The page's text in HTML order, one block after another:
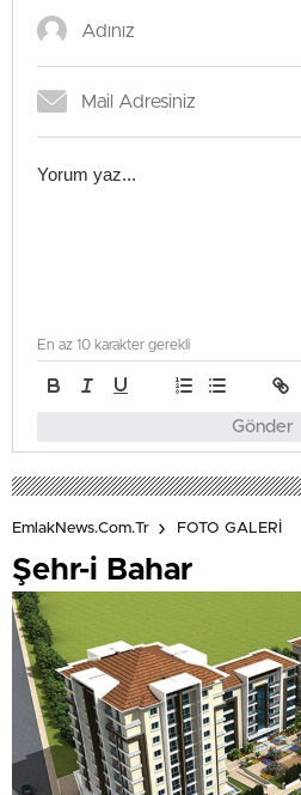
Gönder
En az 10 karakter gerekli
EmlakNews.com.tr FOTO GALERİ
Şehr-i Bahar